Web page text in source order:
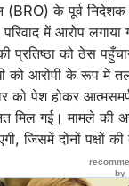
(BRO) के पूर्व
परिवाद में आरोप
प्रतिष्ठा को ठेस
को आरोपी के रूप में
को पेश होकर
मिल गई। मामले की
जिसमें दोनों पक्षों